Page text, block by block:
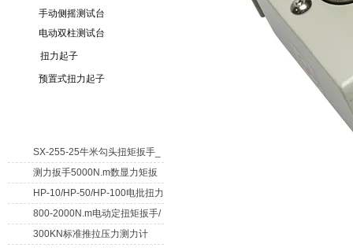
手动侧摇测试台
电动双柱测试台
扭力起子
预置式扭力起子
SX-255-25牛米勾头扭矩扳手_
螺栓紧固扭力扳手
测力扳手5000N.m数显力矩扳
手 非标扭力扳手工业级
HP-10/HP-50/HP-100电批扭力
测试仪,测量仪
800-2000N.m电动定扭矩扳手/
扭矩电动扳手
300KN标准推拉压力测力计